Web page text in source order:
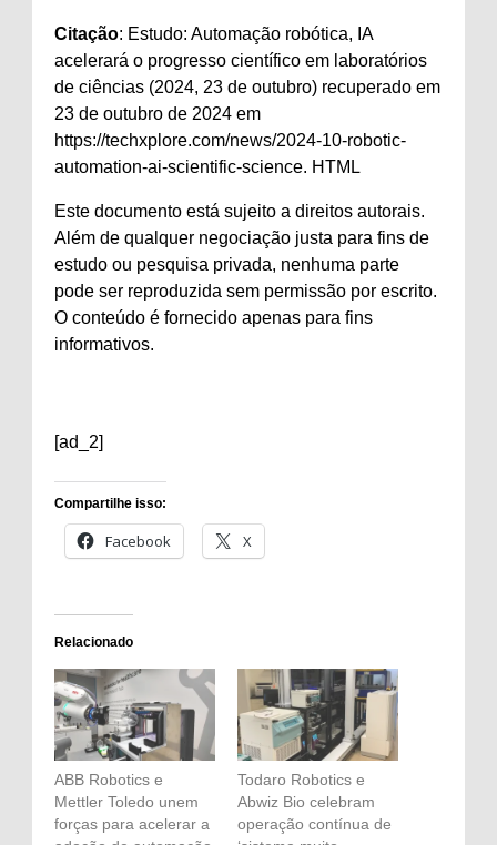
Citação: Estudo: Automação robótica, IA
acelerará o progresso científico em laboratórios
de ciências (2024, 23 de outubro) recuperado em
23 de outubro de 2024 em
https://techxplore.com/news/2024-10-robotic-
automation-ai-scientific-science. HTML
Este documento está sujeito a direitos autorais.
Além de qualquer negociação justa para fins de
estudo ou pesquisa privada, nenhuma parte
pode ser reproduzida sem permissão por escrito.
O conteúdo é fornecido apenas para fins
informativos.
[ad_2]
Compartilhe isso:
Facebook X
Relacionado
ABB Robotics e
Mettler Toledo unem
forças para acelerar a
Todaro Robotics e
Abwiz Bio celebram
operação contínua de